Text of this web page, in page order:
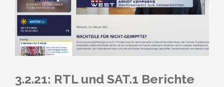
3.2.21: RTL und SAT.1 Berichte